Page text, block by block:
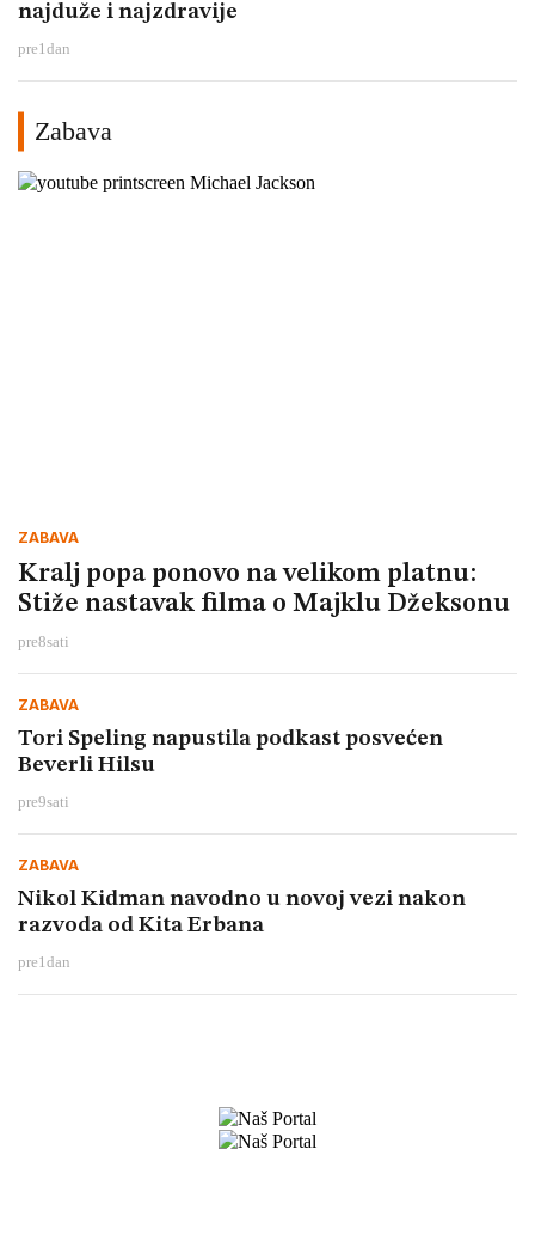
najduže i najzdravije
pre1dan
Zabava
ZABAVA
Kralj popa ponovo na velikom platnu:
Stiže nastavak filma o Majklu Džeksonu
pre8sati
ZABAVA
Tori Speling napustila podkast posvećen
Beverli Hilsu
pre9sati
ZABAVA
Nikol Kidman navodno u novoj vezi nakon
razvoda od Kita Erbana
pre1 dan